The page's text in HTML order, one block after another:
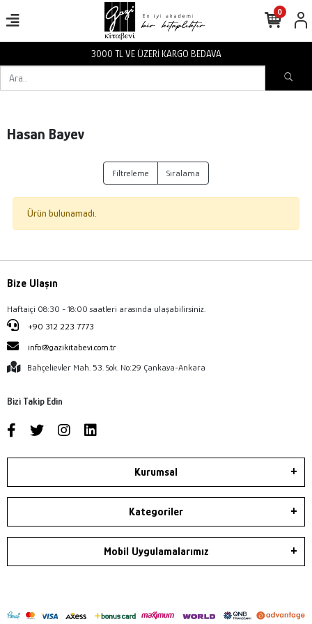
3000 TL VE ÜZERİ KARGO BEDAVA
0
Hasan Bayev
Filtreleme Sıralama
Ürün bulunamadı.
Bize Ulaşın
Haftaiçi 08:30 - 18:00 saatleri arasında ulaşabilirsiniz.
+90 312 223 7773
info@gazikitabevi.com.tr
Bahçelievler Mah. 53. Sok. No:29 Çankaya-Ankara
Bizi Takip Edin
Kurumsal
Kategoriler
Mobil Uygulamalarımız